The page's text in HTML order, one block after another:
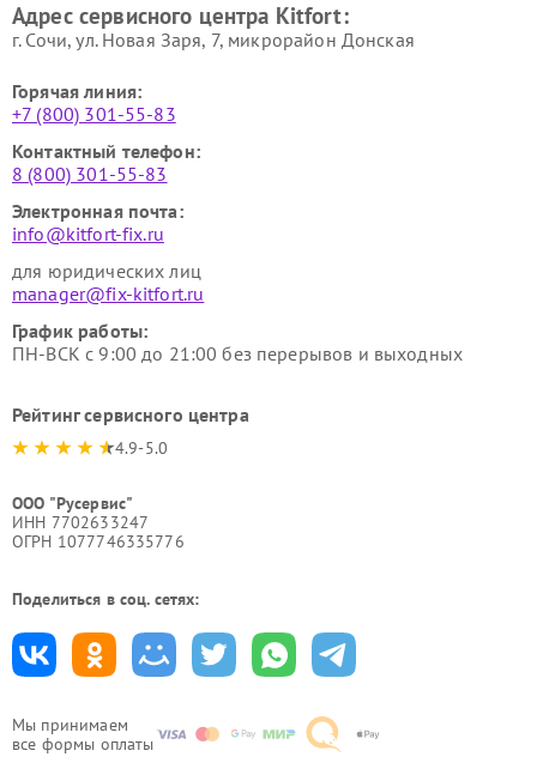
Мы принимаем
все формы оплаты
Kitfort
Kitfort
Адрес сервисного центра Kitfort:
г. Сочи, ул. Новая Заря, 7, микрорайон Донская
Горячая линия:
+7 (800) 301-55-83
Контактный телефон:
8 (800) 301-55-83
Электронная почта:
info@kitfort-fix.ru
для юридических лиц
manager@fix-kitfort.ru
График работы:
ПН-ВСК с 9:00 до 21:00 без перерывов и выходных
Рейтинг сервисного центра
4.9-5.0
ООО "Русервис"
ИНН 7702633247
ОГРН 1077746335776
Поделиться в соц. сетях: